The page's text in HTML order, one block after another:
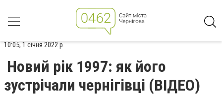
10:05, 1 січня 2022 р.
Новий рік 1997: як його
зустрічали чернігівці (ВІДЕО)